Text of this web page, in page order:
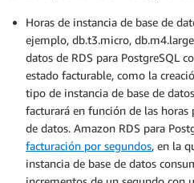
Horas de instancia de base de
ejemplo, db.t3.micro,
datos de RDS para PostgreSQL
estado facturable, como la
tipo de instancia de base de
facturará en función de las horas
de datos. Amazon RDS para
facturación por segundos, en la
instancia de base de datos